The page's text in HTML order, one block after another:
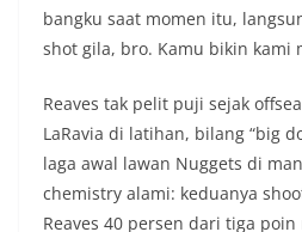
bangku saat momen itu,
shot gila, bro. Kamu bikin kami
Reaves tak pelit puji sejak
LaRavia di latihan, bilang “big
laga awal lawan Nuggets di
chemistry alami: keduanya
Reaves 40 persen dari tiga